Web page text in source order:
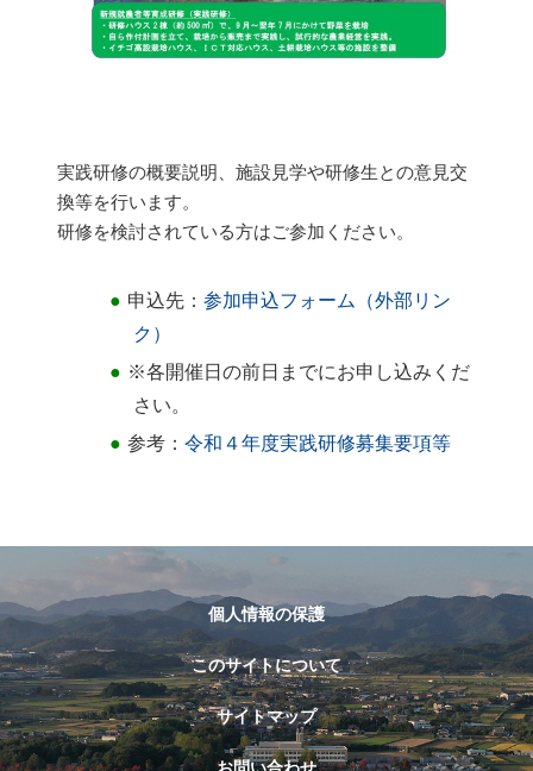
実践研修の概要説明、施設見学や研修生との意見交
換等を行います。
研修を検討されている方はご参加ください。
申込先： 参加申込フォーム（外部リン
ク）
※各開催日の前日までにお申し込みくだ
さい。
参考： 令和４年度実践研修募集要項等
個人情報の保護
このサイトについて
サイトマップ